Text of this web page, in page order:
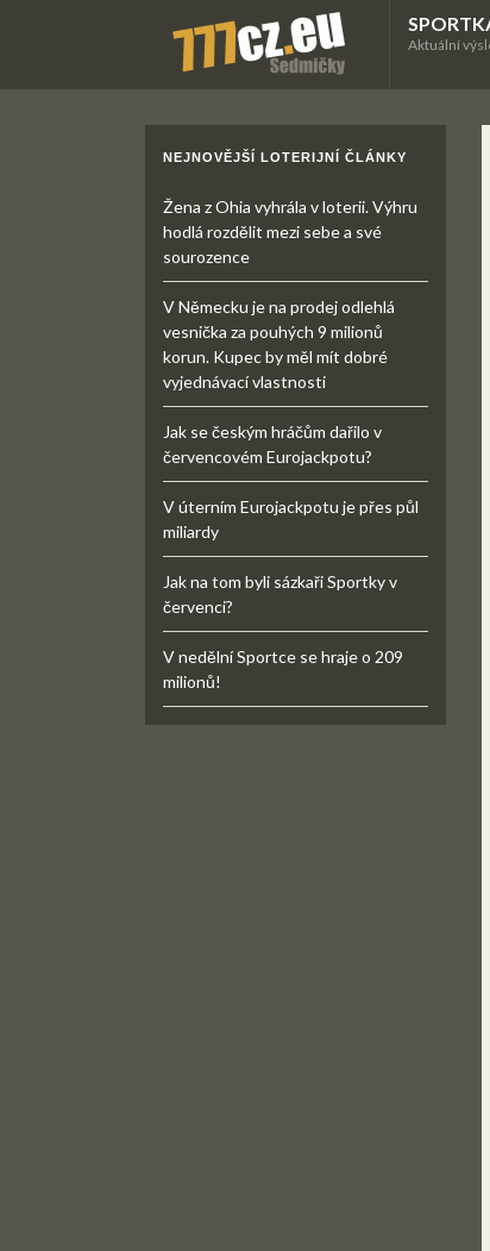
Aktuální
NEJNOVĚJŠÍ LOTERIJNÍ ČLÁNKY
Žena z Ohia vyhrála v loterii. Výhru
hodlá rozdělit mezi sebe a své
sourozence
V Německu je na prodej odlehlá
vesnička za pouhých 9 milionů
korun. Kupec by měl mít dobré
vyjednávací vlastnosti
Jak se českým hráčům dařilo v
červencovém Eurojackpotu?
V úterním Eurojackpotu je přes půl
miliardy
Jak na tom byli sázkaři Sportky v
červenci?
V nedělní Sportce se hraje o 209
milionů!